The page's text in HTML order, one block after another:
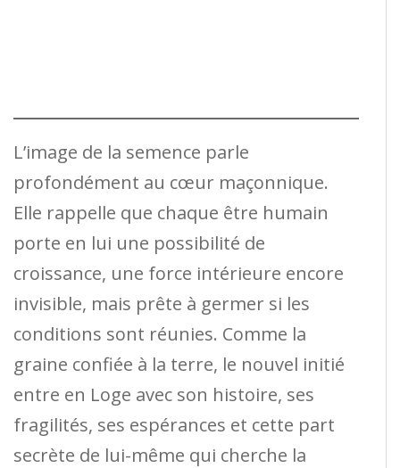
L’image de la semence parle
profondément au cœur maçonnique.
Elle rappelle que chaque être humain
porte en lui une possibilité de
croissance, une force intérieure encore
invisible, mais prête à germer si les
conditions sont réunies. Comme la
graine confiée à la terre, le nouvel initié
entre en Loge avec son histoire, ses
fragilités, ses espérances et cette part
secrète de lui-même qui cherche la